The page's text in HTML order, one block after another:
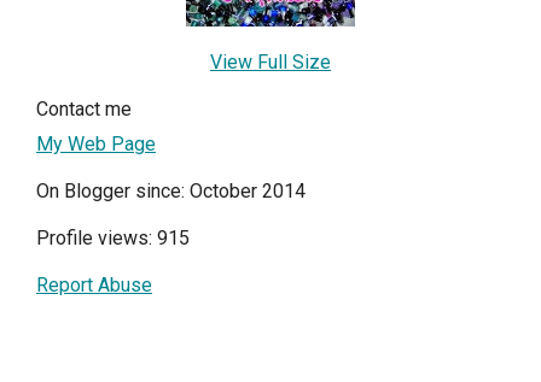
View Full Size
Contact me
My Web Page
On Blogger since: October 2014
Profile views: 915
Report Abuse